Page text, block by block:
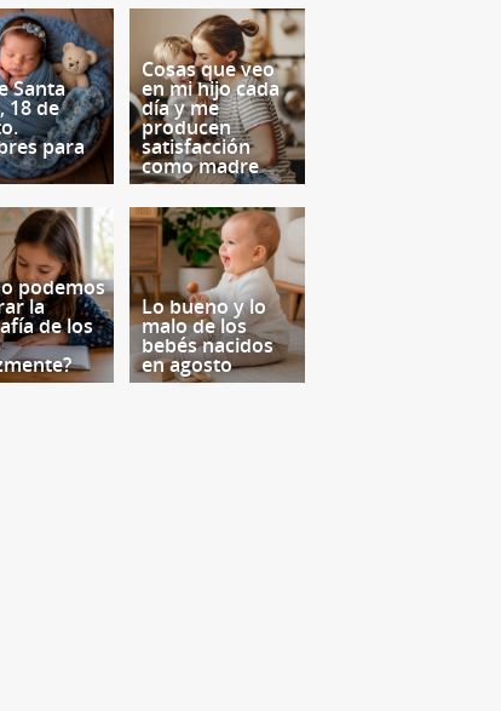
Santa
18 de
para
Cosas que veo
en mi hijo cada
día y me
producen
satisfacción
como madre
podemos
la
de los
Lo bueno y lo
malo de los
bebés nacidos
en agosto